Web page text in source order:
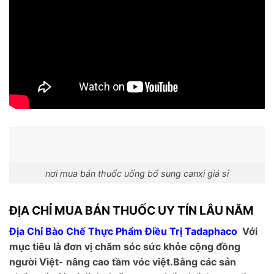
nơi mua bán thuốc uống bổ sung canxi giá sỉ
ĐỊA CHỈ MUA BÁN THUỐC UY TÍN LÂU NĂM
Địa Chỉ Bào Chế Thực Phẩm Điều Trị Tadaphaco Với
mục tiêu là đơn vị chăm sóc sức khỏe cộng đồng
người Việt- nâng cao tầm vóc việt.Bằng các sản